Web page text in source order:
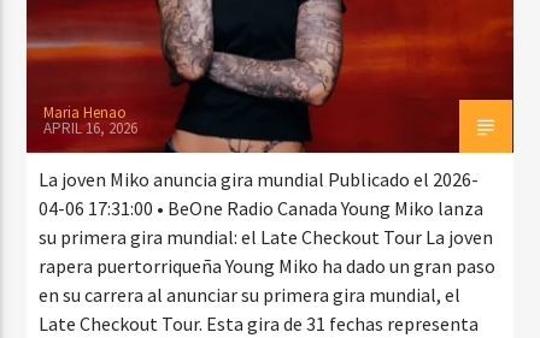
Maria Henao
APRIL 16, 2026
La joven Miko anuncia gira mundial Publicado el 2026-
04-06 17:31:00 • BeOne Radio Canada Young Miko lanza
su primera gira mundial: el Late Checkout Tour La joven
rapera puertorriqueña Young Miko ha dado un gran paso
en su carrera al anunciar su primera gira mundial, el
Late Checkout Tour. Esta gira de 31 fechas representa